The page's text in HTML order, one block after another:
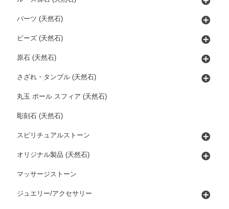
パーツ (天然石)
ビーズ (天然石)
原石 (天然石)
さざれ・タンブル (天然石)
丸玉 ボール スフィア (天然石)
彫刻石 (天然石)
スピリチュアルストーン
オリジナル製品 (天然石)
マッサージストーン
ジュエリー/アクセサリー